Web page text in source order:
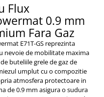
Flux
0.9 mm
Fara Gaz
E71T-GS reprezinta
nevoie de mobilitate maxima
buteliile grele de gaz de
umplut cu o compozitie
atmosfera protectoare in
de 0.9 mm asigura o sudura